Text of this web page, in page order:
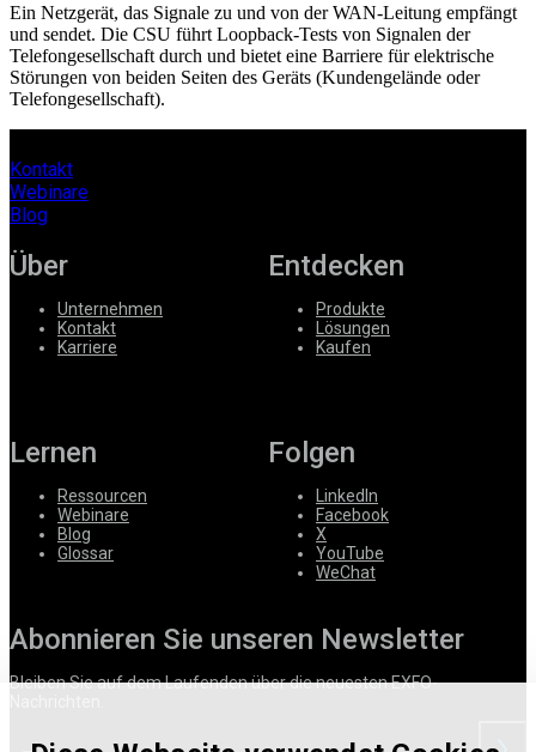
Partner
Suppliers
Ein Netzgerät, das Signale zu und von der WAN-Leitung empfängt
und sendet. Die CSU führt Loopback-Tests von Signalen der
Telefongesellschaft durch und bietet eine Barriere für elektrische
Störungen von beiden Seiten des Geräts (Kundengelände oder
Telefongesellschaft).
Kontakt
Webinare
Blog
Über
Unternehmen
Kontakt
Karriere
Entdecken
Produkte
Lösungen
Kaufen
Lernen
Ressourcen
Webinare
Blog
Glossar
Folgen
LinkedIn
Facebook
X
YouTube
WeChat
Abonnieren Sie unseren Newsletter
Bleiben Sie auf dem Laufenden über die neuesten EXFO-